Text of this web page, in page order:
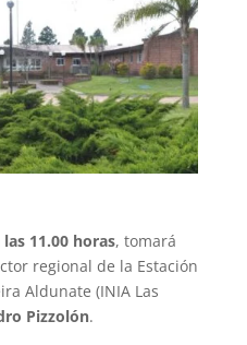
11.00 horas, tomará
regional de la Estación
Aldunate (INIA Las
Pizzolón.